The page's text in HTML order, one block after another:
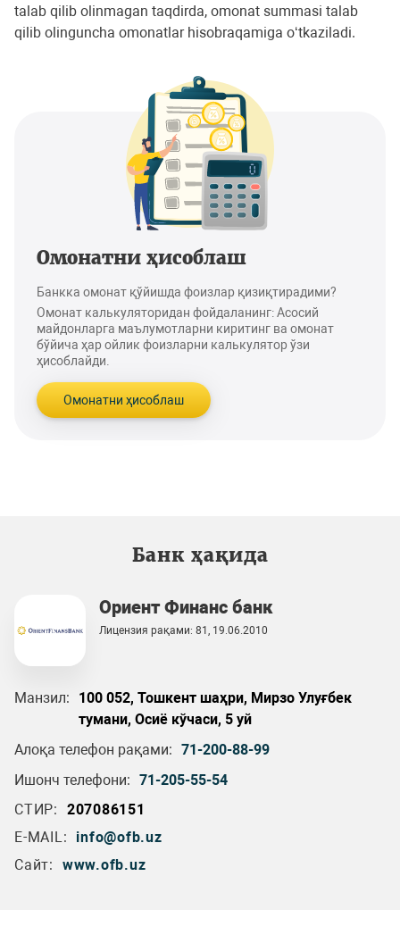
talab qilib olinmagan taqdirda, omonat summasi talab
qilib olinguncha omonatlar hisobraqamiga o‘tkaziladi.
Омонатни ҳисоблаш
Банкка омонат қўйишда фоизлар қизиқтирадими?
Омонат калькуляторидан фойдаланинг: Асосий
майдонларга маълумотларни киритинг ва омонат
бўйича ҳар ойлик фоизларни калькулятор ўзи
ҳисоблайди.
Омонатни ҳисоблаш
Банк ҳақида
Ориент Финанс банк
Лицензия рақами: 81, 19.06.2010
Манзил:
100 052, Тошкент шаҳри, Мирзо Улуғбек
тумани, Осиё кўчаси, 5 уй
Алоқа телефон рақами: 71-200-88-99
Ишонч телефони: 71-205-55-54
СТИР:
207086151
E-MAIL:
info@ofb.uz
Сайт:
www.ofb.uz